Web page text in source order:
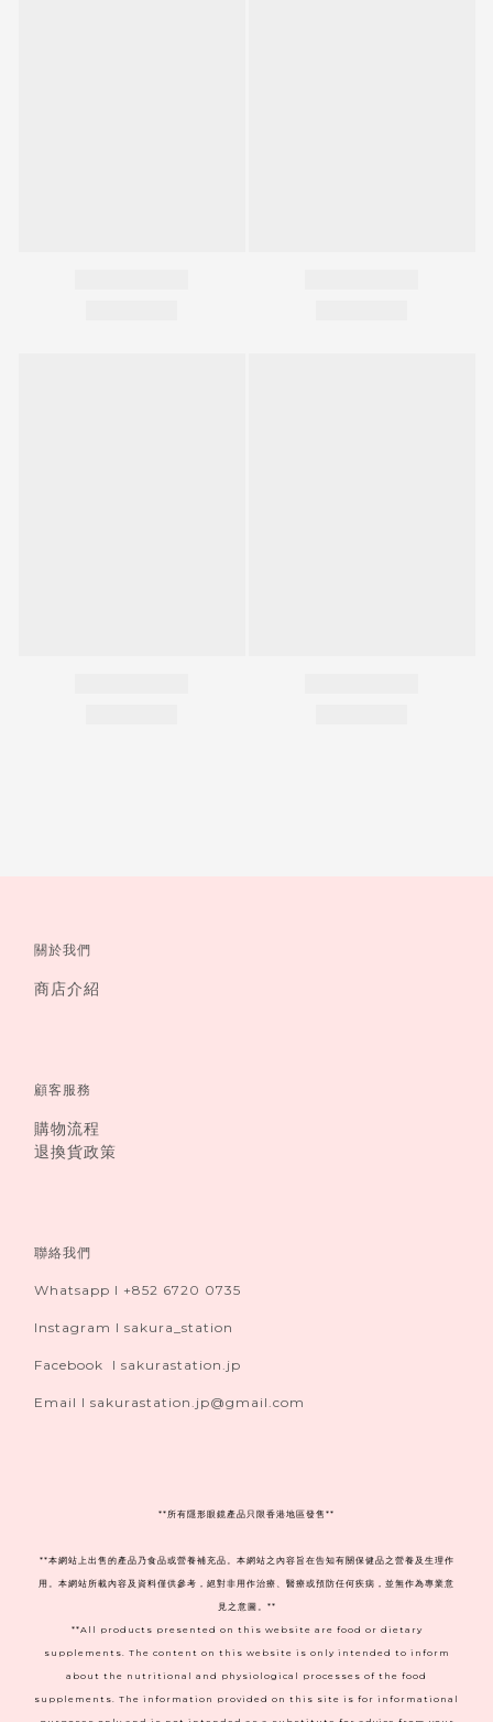
關於我們
商店介紹
顧客服務
購物流程
退換貨政策
聯絡我們
Whatsapp I +852 6720 0735
Instagram I sakura_station
Facebook I sakurastation.jp
Email I sakurastation.jp@gmail.com
** 所有隱形眼鏡產品只限香港地區發售**
**本網站上出售的產品乃食品或營養補充品。本網站之內容旨在告知有關保健品之營養及生理作
用。本網站所載內容及資料僅供參考，絕對非用作治療、醫療或預防任何疾病，並無作為專業意
見之意圖。**
**All products presented on this website are food or dietary
supplements. The content on this website is only intended to inform
about the nutritional and physiological processes of the food
supplements. The information provided on this site is for informational